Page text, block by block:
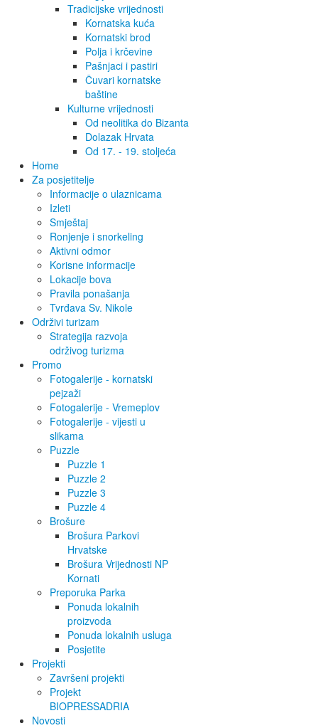
Tradicijske vrijednosti
Kornatska kuća
Kornatski brod
Polja i krčevine
Pašnjaci i pastiri
Čuvari kornatske
baštine
Kulturne vrijednosti
Od neolitika do Bizanta
Dolazak Hrvata
Od 17. - 19. stoljeća
Home
Za posjetitelje
Informacije o ulaznicama
Izleti
Smještaj
Ronjenje i snorkeling
Aktivni odmor
Korisne informacije
Lokacije bova
Pravila ponašanja
Tvrđava Sv. Nikole
Održivi turizam
Strategija razvoja
održivog turizma
Promo
Fotogalerije - kornatski
pejzaži
Fotogalerije - Vremeplov
Fotogalerije - vijesti u
slikama
Puzzle
Puzzle 1
Puzzle 2
Puzzle 3
Puzzle 4
Brošure
Brošura Parkovi
Hrvatske
Brošura Vrijednosti NP
Kornati
Preporuka Parka
Ponuda lokalnih
proizvoda
Ponuda lokalnih usluga
Posjetite
Projekti
Završeni projekti
Projekt
BIOPRESSADRIA
Novosti